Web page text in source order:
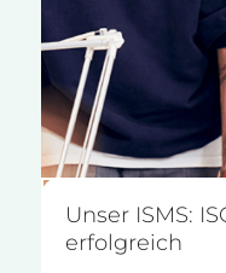
Unser ISMS:
erfolgreich